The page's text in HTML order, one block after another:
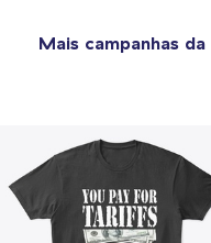
Mais campanhas da